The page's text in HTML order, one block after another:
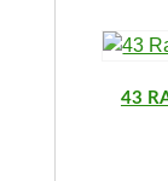
43